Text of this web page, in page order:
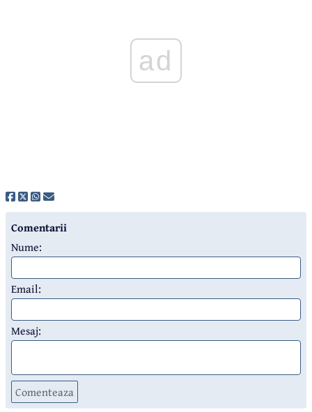
ad
Comentarii
Nume:
Email:
Mesaj:
Comenteaza